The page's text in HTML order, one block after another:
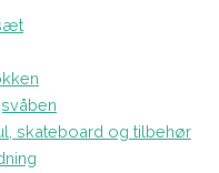
skateboard og tilbehør